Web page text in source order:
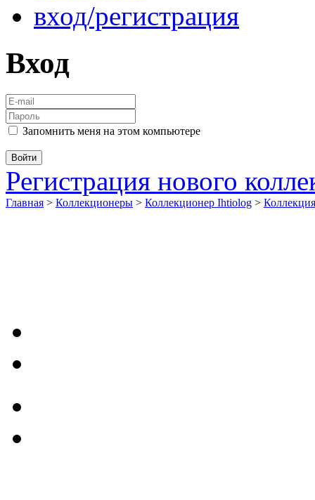
вход/регистрация
Вход
Запомнить меня на этом компьютере
Регистрация нового
Главная > Коллекционеры > Коллекционер Ihtiolog >